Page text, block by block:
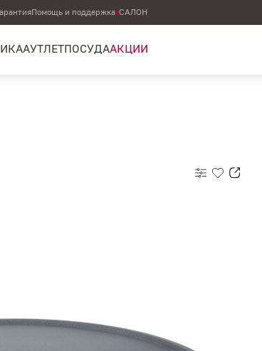
Помощь и поддержка САЛОН
АУТЛЕТПОСУДААКЦИИ